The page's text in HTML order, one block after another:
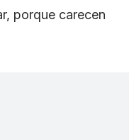
porque carecen